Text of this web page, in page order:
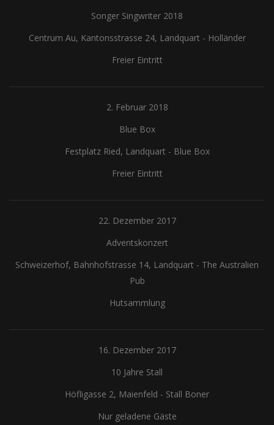
Songer Singwriter 2018
Centrum Au, Kantonsstrasse 24, Landquart - Holländer
Freier Eintritt
2. Februar 2018
Blue Box
Festplatz Ried, Landquart - Blue Box
Freier Eintritt
22. Dezember 2017
Adventskonzert
Schweizerhof, Bahnhofstrasse 14, Landquart - The Australien
Pub
Hutsammlung
16. Dezember 2017
10 Jahre Stall
Höfligasse 2, Maienfeld - Stall Boner
Nur geladene Gäste